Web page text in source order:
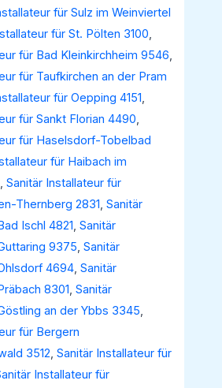
für Sulz im Weinviertel
für St. Pölten 3100,
für Bad Kleinkirchheim 9546,
für Taufkirchen an der Pram
für Oepping 4151,
für Sankt Florian 4490,
für Haselsdorf-Tobelbad
für Haibach im
,Sanitär Installateur für
Thernberg 2831,Sanitär
Ischl 4821,Sanitär
9375,Sanitär
4694,Sanitär
8301,Sanitär
an der Ybbs 3345,
für Bergern
3512,Sanitär Installateur für
Installateur für